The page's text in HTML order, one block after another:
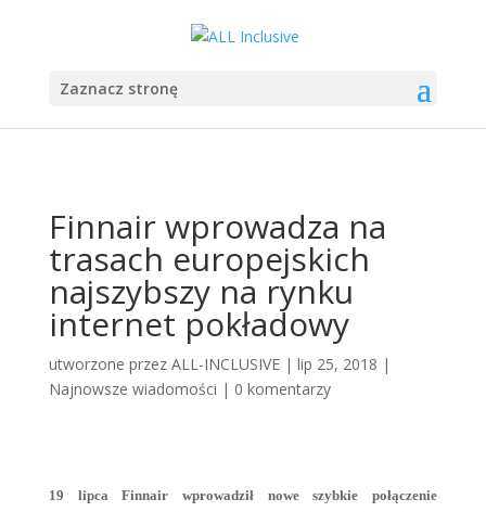
Zaznacz stronę
Finnair wprowadza na
trasach europejskich
najszybszy na rynku
internet pokładowy
utworzone przez ALL-INCLUSIVE| lip 25, 2018 |
Najnowsze wiadomości | 0 komentarzy
19 lipca Finnair wprowadził nowe szybkie połączenie